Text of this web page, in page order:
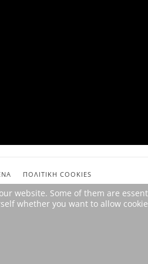
ΠΟΛΙΤΙΚΉ COOKIES
website. Some of them are
whether you want to allow